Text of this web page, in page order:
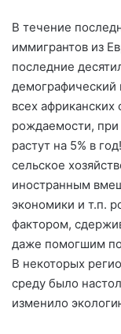
В течение
иммигрантов из
последние
демографический
всех африканских
рождаемости,
растут на 5% в
сельское
иностранным
экономики и т.п.
фактором,
даже помогшим
В некоторых
среду было
изменило